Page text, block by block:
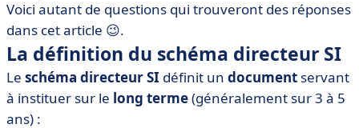
Voici autant de questions qui trouveront des réponses
dans cet article 😉.
La définition du schéma directeur SI
Le schéma directeur SI définit un document servant
à instituer sur le long terme(généralement sur 3 à 5
ans) :